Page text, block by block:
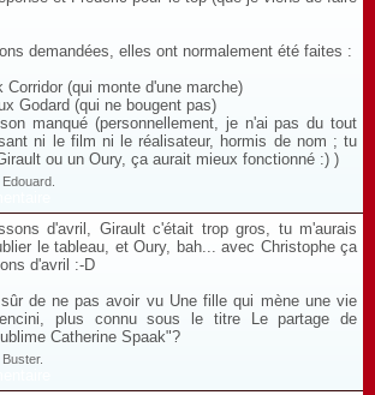
demandées, elles ont normalement été faites :
(qui monte d'une marche)
Godard (qui ne bougent pas)
manqué (personnellement, je n'ai pas du tout
ni le film ni le réalisateur, hormis de nom ; tu
ou un Oury, ça aurait mieux fonctionné :) )
d'avril, Girault c'était trop gros, tu m'aurais
le tableau, et Oury, bah... avec Christophe ça
d'avril :-D
de ne pas avoir vu Une fille qui mène une vie
plus connu sous le titre Le partage de
Catherine Spaak"?